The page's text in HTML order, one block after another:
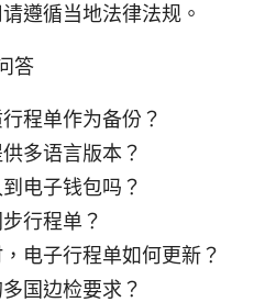
遵循当地法律法规。
答
程单作为备份？
多语言版本？
电子钱包吗？
行程单？
电子行程单如何更新？
国边检要求？